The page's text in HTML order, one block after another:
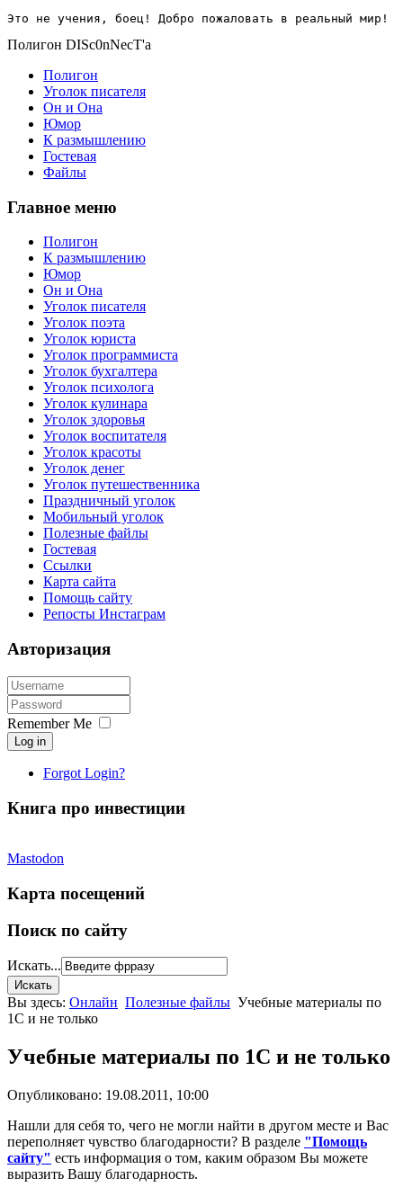
Это не учения, боец! Добро пожаловать в реальный мир!
Полигон DISc0nNecT'a
Полигон
Уголок писателя
Он и Она
Юмор
К размышлению
Гостевая
Файлы
Главное меню
Полигон
К размышлению
Юмор
Он и Она
Уголок писателя
Уголок поэта
Уголок юриста
Уголок программиста
Уголок бухгалтера
Уголок психолога
Уголок кулинара
Уголок здоровья
Уголок воспитателя
Уголок красоты
Уголок денег
Уголок путешественника
Праздничный уголок
Мобильный уголок
Полезные файлы
Гостевая
Ссылки
Карта сайта
Помощь сайту
Репосты Инстаграм
Авторизация
Remember Me
Log in
Forgot Login?
Книга про инвестиции
Mastodon
Карта посещений
Поиск по сайту
Искать...
Вы здесь: Онлайн Полезные файлы Учебные материалы по
1С и не только
Учебные материалы по 1С и не только
Опубликовано: 19.08.2011, 10:00
Нашли для себя то, чего не могли найти в другом месте и Вас
переполняет чувство благодарности? В разделе "Помощь
сайту" есть информация о том, каким образом Вы можете
выразить Вашу благодарность.